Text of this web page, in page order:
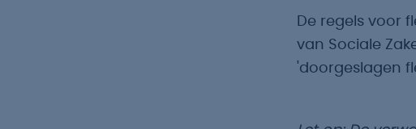
De regels voor
van Sociale
'doorgeslagen